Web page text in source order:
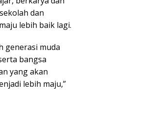
dan
lebih baik lagi.
generasi muda
bangsa
yang akan
lebih maju,”